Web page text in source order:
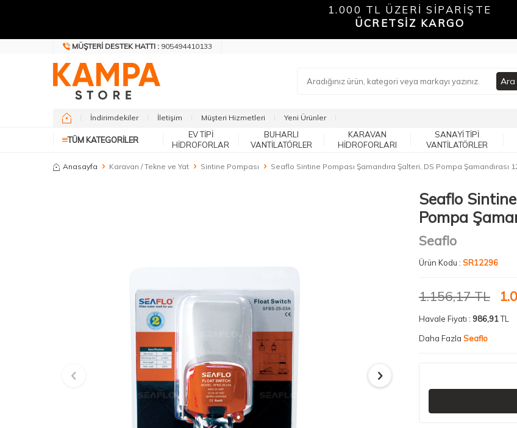
1.000 TL ÜZERİ SİPARİŞTE
ÜCRETSİZ KARGO
MÜŞTERI DESTEK HATTI : 905494410133
Ara
İndirimdekiler İletişim Müşteri Hizmetleri Yeni Ürünler
TÜM KATEGORILER
EV TIPI
HIDROFORLAR
BUHARLI
VANTILATÖRLER
KARAVAN
HIDROFORLARI
SANAYI TIPI
VANTILATÖRLER
Anasayfa Karavan / Tekne ve Yat Sintine Pompası Seaflo Sintine Pompası Şamandıra Şalteri, DS Pompa Şamandırası
Seaflo
Pompa
Seaflo
Ürün Kodu : SR12296
1.156,17TL
Havale Fiyatı : 986,91TL
Daha Fazla Seaflo